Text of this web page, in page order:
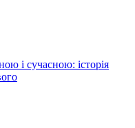
і сучасною: історія